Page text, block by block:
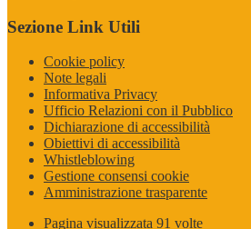
Sezione Link Utili
Cookie policy
Note legali
Informativa Privacy
Ufficio Relazioni con il Pubblico
Dichiarazione di accessibilità
Obiettivi di accessibilità
Whistleblowing
Gestione consensi cookie
Amministrazione trasparente
Pagina visualizzata 91 volte